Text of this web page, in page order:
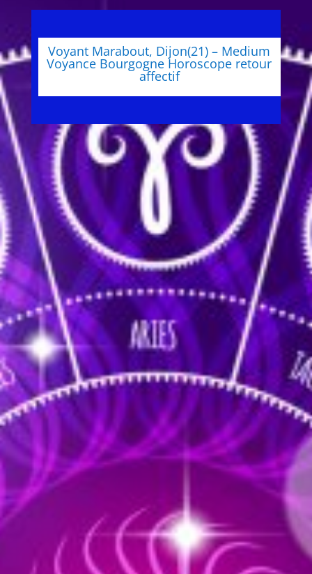
Voyant Marabout, Dijon(21) – Medium
Voyance Bourgogne Horoscope retour
affectif